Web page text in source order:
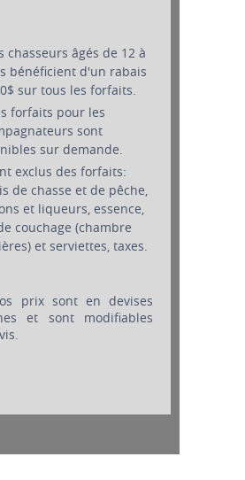
chasseurs âgés de 12 à
bénéficient d'un rabais
sur tous les forfaits.
forfaits pour les
sont
sur demande.
exclus des forfaits:
de chasse et de pêche,
et liqueurs, essence,
couchage (chambre
et serviettes, taxes.
prix sont en devises
et sont modifiables